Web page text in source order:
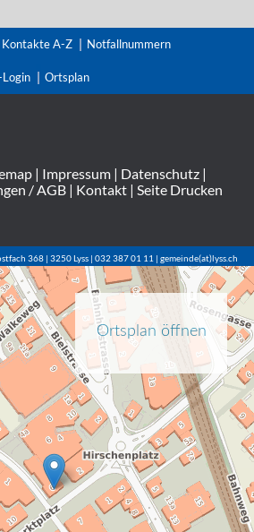
Kontakte A-Z Notfallnummern
Ortsplan
| Impressum| Datenschutz|
/ AGB| Kontakt| Seite Drucken
368 | 3250 Lyss | 032 387 01 11 | gemeinde(at)lyss.ch